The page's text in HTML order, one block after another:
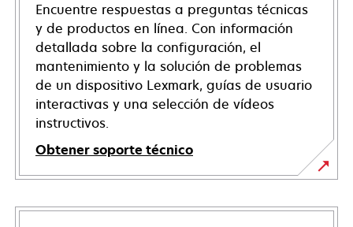
Encuentre respuestas a preguntas técnicas
y de productos en línea. Con información
detallada sobre la configuración, el
mantenimiento y la solución de problemas
de un dispositivo Lexmark, guías de usuario
interactivas y una selección de vídeos
instructivos.
Obtener soporte técnico
opens
in